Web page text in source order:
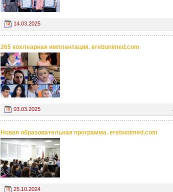
14.03.2025
265 кохлеарная имплантация. erebunimed.com
03.03.2025
Новая образовательная программа. erebunimed.com
25.10.2024